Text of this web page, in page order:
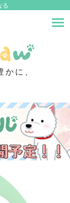
る
かに、